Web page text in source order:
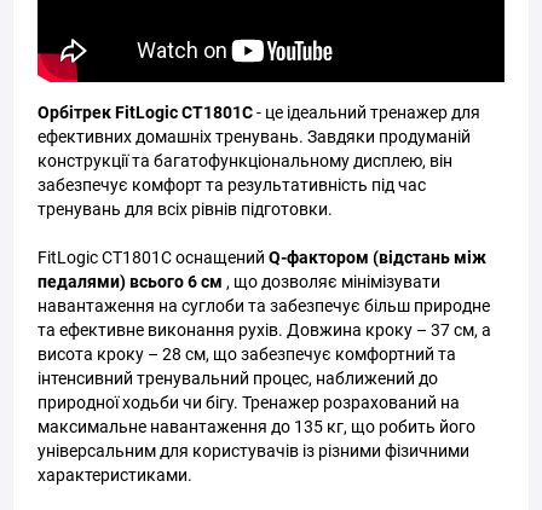
Орбітрек FitLogic CT1801C- це ідеальний тренажер для
ефективних домашніх тренувань. Завдяки продуманій
конструкції та багатофункціональному дисплею, він
забезпечує комфорт та результативність під час
тренувань для всіх рівнів підготовки.
FitLogic CT1801C оснащений Q-фактором (відстань між
педалями) всього 6 см , що дозволяє мінімізувати
навантаження на суглоби та забезпечує більш природне
та ефективне виконання рухів. Довжина кроку – 37 см, а
висота кроку – 28 см, що забезпечує комфортний та
інтенсивний тренувальний процес, наближений до
природної ходьби чи бігу. Тренажер розрахований на
максимальне навантаження до 135 кг, що робить його
універсальним для користувачів із різними фізичними
характеристиками.